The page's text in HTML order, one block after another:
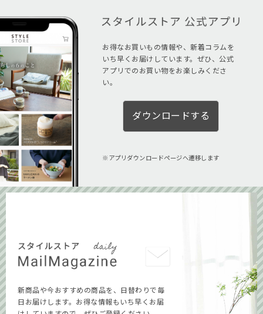
お得なお買いもの情報や、新着コラムを
いち早くお届けしています。ぜひ、公式
アプリでのお買い物をお楽しみくださ
い。
ダウンロードする
アプリダウンロードページへ遷移します
新商品や今おすすめの商品を、日替わりで毎
日お届けします。お得な情報もいち早くお届